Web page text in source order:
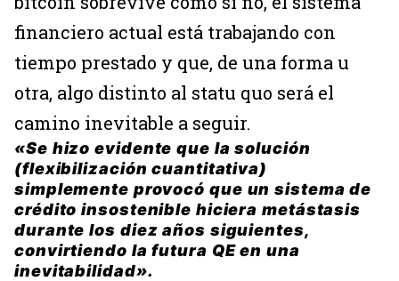
financiero actual está trabajando con
tiempo prestado y que, de una forma u
otra, algo distinto al statu quo será el
camino inevitable a seguir.
«Se hizo evidente que la solución
(flexibilización cuantitativa)
simplemente provocó que un sistema de
crédito insostenible hiciera metástasis
durante los diez años siguientes,
convirtiendo la futura QE en una
inevitabilidad».